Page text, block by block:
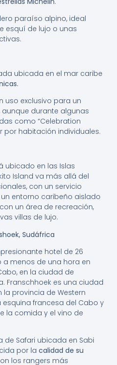
paraíso alpino, ideal
esquí de lujo o unas
ubicada en el mar caribe
uso exclusivo para un
durante algunas
como “Celebration
por habitación individuales.
ubicado en las Islas
Island va más allá del
con un servicio
entorno caribeño aislado
un área de recreación,
villas de lujo.
Sudáfrica
hotel de 26
a menos de una hora en
en la ciudad de
Franschhoek es una ciudad
provincia de Western
francesa del Cabo y
la comida y el vino de
de Safari ubicada en Sabi
por la calidad de su
los rangers más